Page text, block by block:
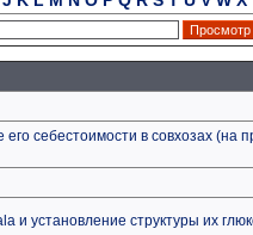
себестоимости в совхозах (на
и установление структуры их